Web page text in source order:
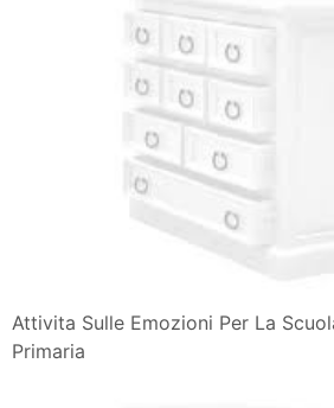
Attivita Sulle Emozioni Per La
Primaria